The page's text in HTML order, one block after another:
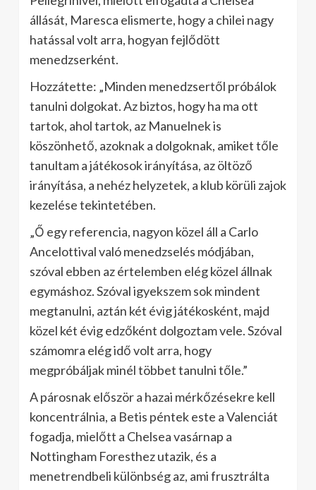
állását, Maresca elismerte, hogy a chilei nagy
hatással volt arra, hogyan fejlődött
menedzserként.
Hozzátette: „Minden menedzsertől próbálok
tanulni dolgokat. Az biztos, hogy ha ma ott
tartok, ahol tartok, az Manuelnek is
köszönhető, azoknak a dolgoknak, amiket tőle
tanultam a játékosok irányítása, az öltöző
irányítása, a nehéz helyzetek, a klub körüli zajok
kezelése tekintetében.
„Ő egy referencia, nagyon közel áll a Carlo
Ancelottival való menedzselés módjában,
szóval ebben az értelemben elég közel állnak
egymáshoz. Szóval igyekszem sok mindent
megtanulni, aztán két évig játékosként, majd
közel két évig edzőként dolgoztam vele. Szóval
számomra elég idő volt arra, hogy
megpróbáljak minél többet tanulni tőle.”
A párosnak először a hazai mérkőzésekre kell
koncentrálnia, a Betis péntek este a Valenciát
fogadja, mielőtt a Chelsea vasárnap a
Nottingham Foresthez utazik, és a
menetrendbeli különbség az, ami frusztrálta